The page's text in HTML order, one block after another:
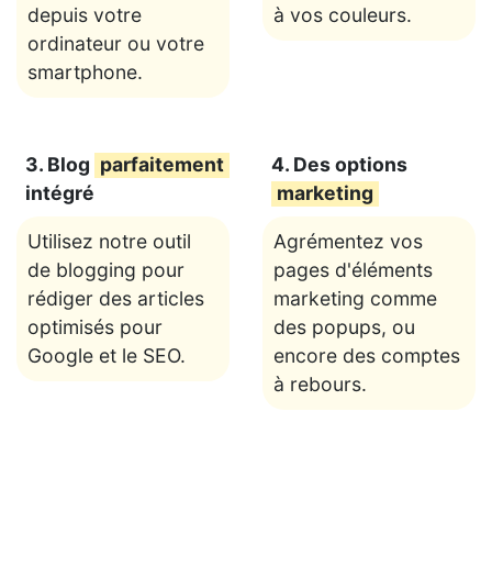
depuis votre
ordinateur ou votre
smartphone.
à vos couleurs.
3. Blog parfaitement
intégré
Utilisez notre outil
de blogging pour
rédiger des articles
optimisés pour
Google et le SEO.
4. Des options
marketing
Agrémentez vos
pages d'éléments
marketing comme
des popups, ou
encore des comptes
à rebours.